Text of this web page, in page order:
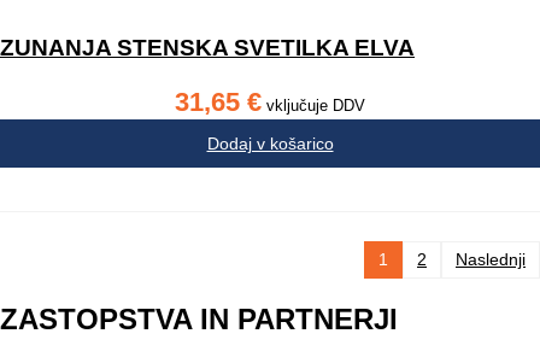
ZUNANJA STENSKA SVETILKA ELVA
31,65 € vključuje DDV
Dodaj v košarico
1 2 Naslednji
ZASTOPSTVA IN PARTNERJI